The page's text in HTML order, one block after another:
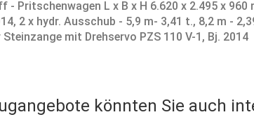
- Pritschenwagen L x B x H 6.620 x 2.495 x 960
2 x hydr. Ausschub - 5,9 m- 3,41 t., 8,2 m -
mit Drehservo PZS 110 V-1, Bj. 2014
könnten Sie auch